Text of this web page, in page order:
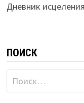
Дневник исцеления
ПОИСК
Найти: